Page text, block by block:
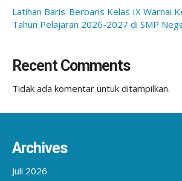
Latihan Baris-Berbaris Kelas IX Warnai
Tahun Pelajaran 2026-2027 di SMP
Recent Comments
Tidak ada komentar untuk ditampilkan.
Archives
Juli 2026